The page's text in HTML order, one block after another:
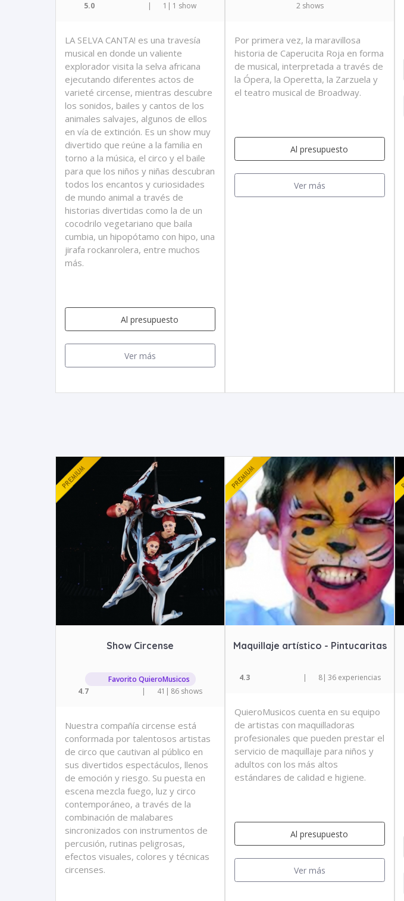
5.0 | 1 | 1 show
LA SELVA CANTA! es una travesía
musical en donde un valiente
explorador visita la selva africana
ejecutando diferentes actos de
varieté circense, mientras descubre
los sonidos, bailes y cantos de los
animales salvajes, algunos de ellos
en vía de extinción. Es un show muy
divertido que reúne a la familia en
torno a la música, el circo y el baile
para que los niños y niñas descubran
todos los encantos y curiosidades
de mundo animal a través de
historias divertidas como la de un
cocodrilo vegetariano que baila
cumbia, un hipopótamo con hipo, una
jirafa rockanrolera, entre muchos
más.
Al presupuesto
Ver más
2 shows
Por primera vez, la maravillosa
historia de Caperucita Roja en forma
de musical, interpretada a través de
la Ópera, la Operetta, la Zarzuela y
el teatro musical de Broadway.
Al presupuesto
Ver más
Show Circense
Favorito QuieroMusicos
4.7
| 41 | 86 shows
Nuestra compañía circense está
conformada por talentosos artistas
de circo que cautivan al público en
sus divertidos espectáculos, llenos
de emoción y riesgo. Su puesta en
escena mezcla fuego, luz y circo
contemporáneo, a través de la
combinación de malabares
sincronizados con instrumentos de
percusión, rutinas peligrosas,
efectos visuales, colores y técnicas
circenses.
Maquillaje artístico - Pintucaritas
4.3 | 8| 36 experiencias
QuieroMusicos cuenta en su equipo
de artistas con maquilladoras
profesionales que pueden prestar el
servicio de maquillaje para niños y
adultos con los más altos
estándares de calidad e higiene.
Al presupuesto
Ver más